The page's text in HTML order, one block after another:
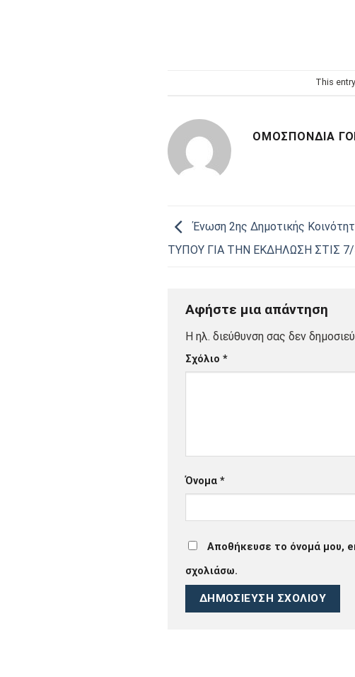
This
ΟΜΟΣΠΟΝΔΊΑ
Ένωση 2ης Δημοτικής
ΤΥΠΟΥ ΓΙΑ ΤΗΝ ΕΚΔΗΛΩΣΗ ΣΤΙΣ
Αφήστε μια απάντηση
Η ηλ. διεύθυνση σας δεν
Σχόλιο *
Όνομα *
Αποθήκευσε το όνομά μου,
σχολιάσω.